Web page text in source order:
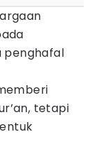
penghafal
tetapi